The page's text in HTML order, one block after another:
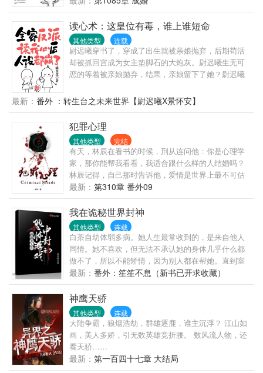
顾佐：…… 简单地说，胆小怕死的受穿越后一直想尽
办法要活下去，他有个金手指叫做炼药系统，可惜没
有药材，升级不能；大陆上超级世家的长子嫡孙智商
超群却修炼天赋太差，可惜炼药师太难培养，不能只
为他一人服务，但可以调动的药材大把。两个人一个
有病，一个有药，于是，有病的包养了有药的，大家
都好。 【注意事项】： ①大长篇，升级流； ②世界
都是讲道理的人么么哒！
读心术：这皇位有毒，谁上谁短命
其他类型 连载
尉迟曦穿书了，穿成了出生就被亲娘抛弃，后期苟活
却被抓回宫成为女主垫脚石的大炮灰。尉迟曦生无可
恋的等着被亲娘抛弃，结果，亲娘留下了她？尉迟曦
害你了！”娴妃：……然后娴妃反杀了。尉迟曦看着暴
君，“爹爹啊，想不到吧，你三年以后就会被你的大儿
子搞死！你现在都是在帮他打下基业。”暴君：？？？
大皇子被查出藏匿皇袍，无了。到死他都不知道自己
怎么暴露的。之后暴君便带着尉迟曦上朝。暴君：让
朕看看谁是奸臣！！尉迟曦吐槽着，发现暴君身边的
奸臣越来越少了，爹娘感情也越来越好了，皇朝也越
来越昌盛了，女主也没出现。尉迟曦：？？？穿错书
了吗？
最新： 番外 ：转生台之未来世界【尉迟曦X景怀安】
犯罪心理
其他类型 完结
有天，林辰在看书的时候，刑从连问他：你是心理学
家，那你能帮我看看，我适合跟什么样的人结婚吗？
林辰记得，自己那时告诉他，爱情是世界上最不可估
量的东西，就算是心理学家也无法预测，因为人与人
的相爱过程中充满了无数变量。刑从连又问，什么是
变量？林辰那时想，变量就是，我以为你只是个普通
的警察，最喜欢在大排档开一瓶啤酒吃小龙虾，却不
知道，你原来是……；又或者说，变量是，我不知道
我会爱上你，也不知道，你何时会爱上我。
最新： 第310章 番外09
我在诡秘世界封神
其他类型 连载
白茶自幼体弱多病。她人生最常收到的，是来自他人
同情。她不喜欢，但无法不承认她的身体几乎什么都
做不了，所以不能矫情，因为别人都在帮她。直到室
友的快递将她送进了一场无限恐怖游戏。【正在检测
初始人物特征，...
最新： 番外：笙笙不息（新书已开求收藏）
神鹰天骄
其他类型 连载
大陆争霸，狼烟浩劫，群雄逐鹿，谁主沉浮？ 江山如
画，美人多娇，引无数英雄竞折腰。 数风流人物，还
看天骄……
最新： 第一百四十七章 大结局